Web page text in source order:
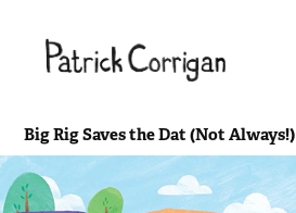
Big Rig Saves the Dat (Not Always!)